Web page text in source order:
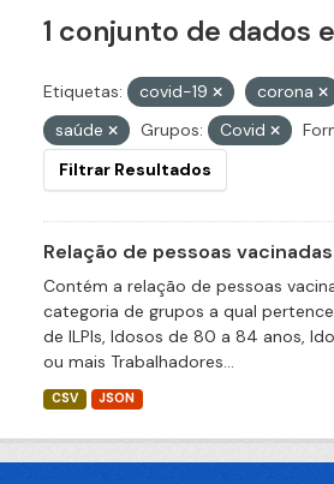
1 conjunto de dados
Etiquetas: covid-19 corona
saúde
Grupos: Covid
Filtrar Resultados
Relação de pessoas
Contém a relação de pessoas
categoria de grupos a qual
de ILPIs, Idosos de 80 a 84 anos,
ou mais Trabalhadores...
CSV JSON